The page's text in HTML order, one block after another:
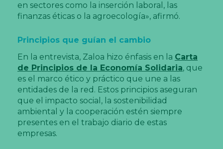
en sectores como la inserción laboral, las
finanzas éticas o la agroecología», afirmó.
Principios que guían el cambio
En la entrevista, Zaloa hizo énfasis en la Carta
de Principios de la Economía Solidaria, que
es el marco ético y práctico que une a las
entidades de la red. Estos principios aseguran
que el impacto social, la sostenibilidad
ambiental y la cooperación estén siempre
presentes en el trabajo diario de estas
empresas.